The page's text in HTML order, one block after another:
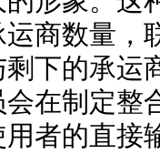
商数量，
下的承运
在制定整
者的直接